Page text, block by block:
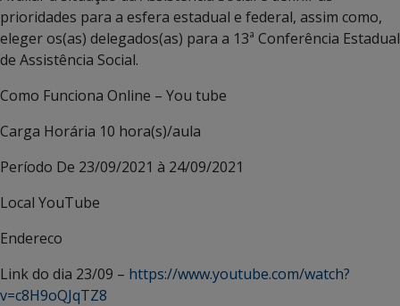
prioridades para a esfera estadual e federal, assim como,
eleger os(as) delegados(as) para a 13ª Conferência Estadual
de Assistência Social.
Como Funciona Online – You tube
Carga Horária 10 hora(s)/aula
Período De 23/09/2021 à 24/09/2021
Local YouTube
Endereco
Link do dia 23/09 – https://www.youtube.com/watch?
v=c8H9oQJqTZ8